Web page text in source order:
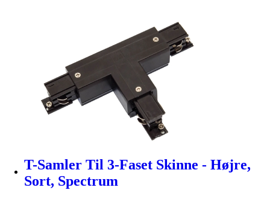
T-Samler Til 3-Faset Skinne - Højre,
Sort, Spectrum